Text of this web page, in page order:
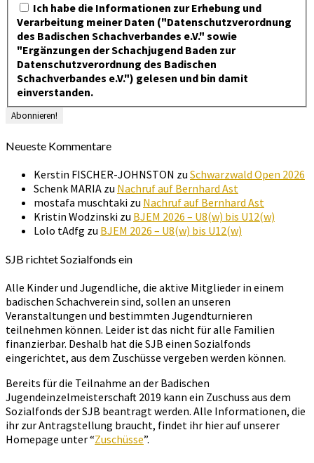
Ich habe die Informationen zur Erhebung und
Verarbeitung meiner Daten ("Datenschutzverordnung
des Badischen Schachverbandes e.V." sowie
"Ergänzungen der Schachjugend Baden zur
Datenschutzverordnung des Badischen
Schachverbandes e.V.") gelesen und bin damit
einverstanden.
Neueste Kommentare
Kerstin FISCHER-JOHNSTON zu Schwarzwald Open 2026
Schenk MARIA zu Nachruf auf Bernhard Ast
mostafa muschtaki zu Nachruf auf Bernhard Ast
Kristin Wodzinski zu BJEM 2026 – U8(w) bis U12(w)
Lolo tAdfg zu BJEM 2026 – U8(w) bis U12(w)
SJB richtet Sozialfonds ein
Alle Kinder und Jugendliche, die aktive Mitglieder in einem
badischen Schachverein sind, sollen an unseren
Veranstaltungen und bestimmten Jugendturnieren
teilnehmen können. Leider ist das nicht für alle Familien
finanzierbar. Deshalb hat die SJB einen Sozialfonds
eingerichtet, aus dem Zuschüsse vergeben werden können.
Bereits für die Teilnahme an der Badischen
Jugendeinzelmeisterschaft 2019 kann ein Zuschuss aus dem
Sozialfonds der SJB beantragt werden. Alle Informationen, die
ihr zur Antragstellung braucht, findet ihr hier auf unserer
Homepage unter “Zuschüsse”.